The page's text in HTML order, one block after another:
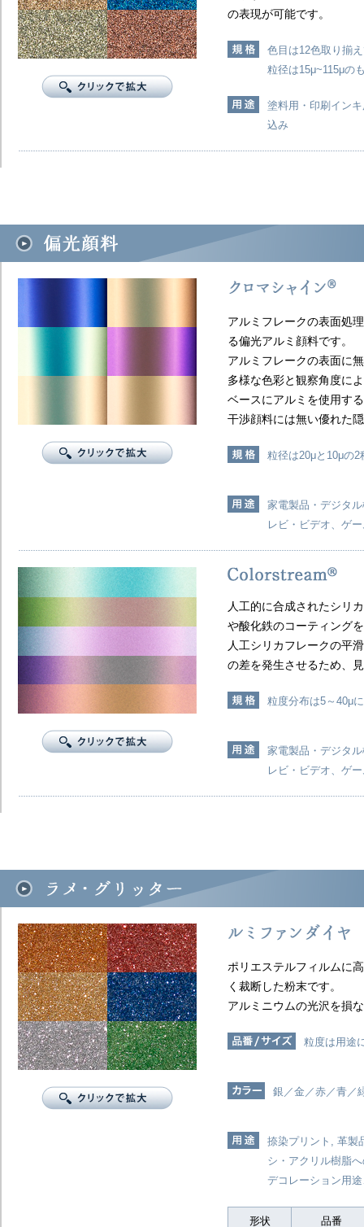
の表現が可能です。
色目は12色取り揃
粒径は15μ~115μの
塗料用・印刷イン
込み
アルミフレークの表面処
る偏光アルミ顔料です。
アルミフレークの表面に
多様な色彩と観察角度に
ベースにアルミを使用す
干渉顔料には無い優れた
粒径は20μと10μの
家電製品・デジタ
レビ・ビデオ、ゲ
人工的に合成されたシリ
や酸化鉄のコーティング
人工シリカフレークの平
の差を発生させるため、
粒度分布は5～40μ
家電製品・デジタ
レビ・ビデオ、ゲ
ポリエステルフィルムに
く裁断した粉末です。
アルミニウムの光沢を損
粒度は用途
銀／金／赤／青／
捺染プリント, 革製
シ・アクリル樹脂
デコレーション用
形状 品番